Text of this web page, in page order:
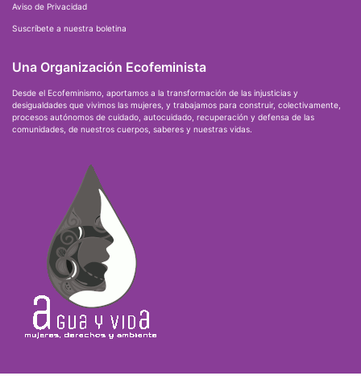
Aviso de Privacidad
Suscríbete a nuestra boletina
Una Organización Ecofeminista
Desde el Ecofeminismo, aportamos a la transformación de las injusticias y
desigualdades que vivimos las mujeres, y trabajamos para construir, colectivamente,
procesos autónomos de cuidado, autocuidado, recuperación y defensa de las
comunidades, de nuestros cuerpos, saberes y nuestras vidas.